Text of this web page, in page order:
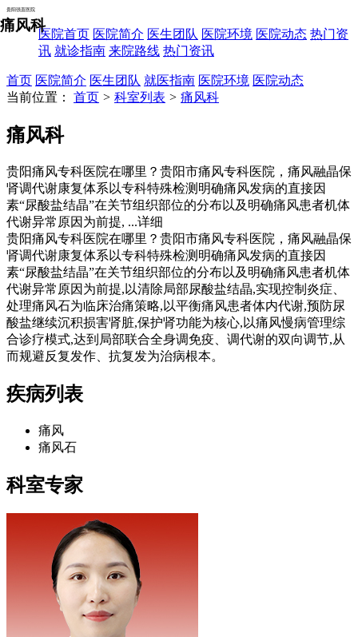
贵阳强直医院
医院首页 医院简介 医生团队 医院环境 医院动态 热门资
讯 就诊指南 来院路线 热门资讯
首页 医院简介 医生团队 就医指南 医院环境 医院动态
当前位置： 首页 > 科室列表 > 痛风科
痛风科
痛风科
贵阳痛风专科医院在哪里？贵阳市痛风专科医院，痛风融晶保
肾调代谢康复体系以专科特殊检测明确痛风发病的直接因
素“尿酸盐结晶”在关节组织部位的分布以及明确痛风患者机体
代谢异常原因为前提, ...详细
贵阳痛风专科医院在哪里？贵阳市痛风专科医院，痛风融晶保
肾调代谢康复体系以专科特殊检测明确痛风发病的直接因
素“尿酸盐结晶”在关节组织部位的分布以及明确痛风患者机体
代谢异常原因为前提,以清除局部尿酸盐结晶,实现控制炎症、
处理痛风石为临床治痛策略,以平衡痛风患者体内代谢,预防尿
酸盐继续沉积损害肾脏,保护肾功能为核心,以痛风慢病管理综
合诊疗模式,达到局部联合全身调免疫、调代谢的双向调节,从
而规避反复发作、抗复发为治病根本。
疾病列表
痛风
痛风石
科室专家